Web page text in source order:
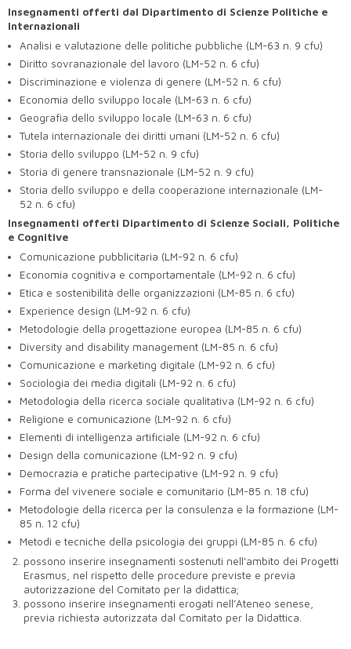
Insegnamenti offerti dal Dipartimento di Scienze Politiche e
Internazionali
Analisi e valutazione delle politiche pubbliche (LM-63 n. 9 cfu)
Diritto sovranazionale del lavoro (LM-52 n. 6 cfu)
Discriminazione e violenza di genere (LM-52 n. 6 cfu)
Economia dello sviluppo locale (LM-63 n. 6 cfu)
Geografia dello sviluppo locale (LM-63 n. 6 cfu)
Tutela internazionale dei diritti umani (LM-52 n. 6 cfu)
Storia dello sviluppo (LM-52 n. 9 cfu)
Storia di genere transnazionale (LM-52 n. 9 cfu)
Storia dello sviluppo e della cooperazione internazionale (LM-
52 n. 6 cfu)
Insegnamenti offerti Dipartimento di Scienze Sociali, Politiche
e Cognitive
Comunicazione pubblicitaria (LM-92 n. 6 cfu)
Economia cognitiva e comportamentale (LM-92 n. 6 cfu)
Etica e sostenibilità delle organizzazioni (LM-85 n. 6 cfu)
Experience design (LM-92 n. 6 cfu)
Metodologie della progettazione europea (LM-85 n. 6 cfu)
Diversity and disability management (LM-85 n. 6 cfu)
Comunicazione e marketing digitale (LM-92 n. 6 cfu)
Sociologia dei media digitali (LM-92 n. 6 cfu)
Metodologia della ricerca sociale qualitativa (LM-92 n. 6 cfu)
Religione e comunicazione (LM-92 n. 6 cfu)
Elementi di intelligenza artificiale (LM-92 n. 6 cfu)
Design della comunicazione (LM-92 n. 9 cfu)
Democrazia e pratiche partecipative (LM-92 n. 9 cfu)
Forma del vivenere sociale e comunitario (LM-85 n. 18 cfu)
Metodologie della ricerca per la consulenza e la formazione (LM-
85 n. 12 cfu)
Metodi e tecniche della psicologia dei gruppi (LM-85 n. 6 cfu)
possono inserire insegnamenti sostenuti nell’ambito dei Progetti
Erasmus, nel rispetto delle procedure previste e previa
autorizzazione del Comitato per la didattica;
possono inserire insegnamenti erogati nell’Ateneo senese,
previa richiesta autorizzata dal Comitato per la Didattica.